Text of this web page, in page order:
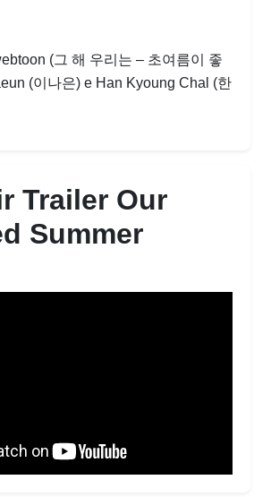
(그 해 우리는 – 초여름이 좋
(이나은) e Han Kyoung Chal (한
Trailer Our
Summer